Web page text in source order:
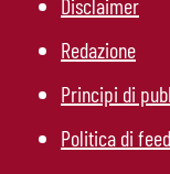
Redazione
Principi di
Politica di